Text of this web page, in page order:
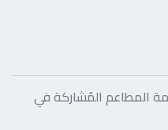
المطاعم المُشاركة في